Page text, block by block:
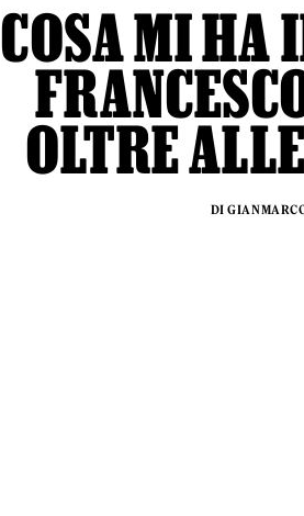
COSA MI HA
OLTRE
DI